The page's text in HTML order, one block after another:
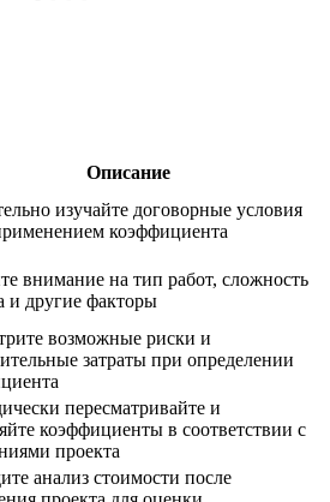
Описание
изучайте договорные условия
коэффициента
внимание на тип работ, сложность
и другие факторы
возможные риски и
затраты при определении
пересматривайте и
коэффициенты в соответствии с
проекта
анализ стоимости после